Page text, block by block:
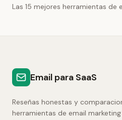
Las 15 mejores herramientas de
Email para SaaS
Reseñas honestas y
herramientas de email